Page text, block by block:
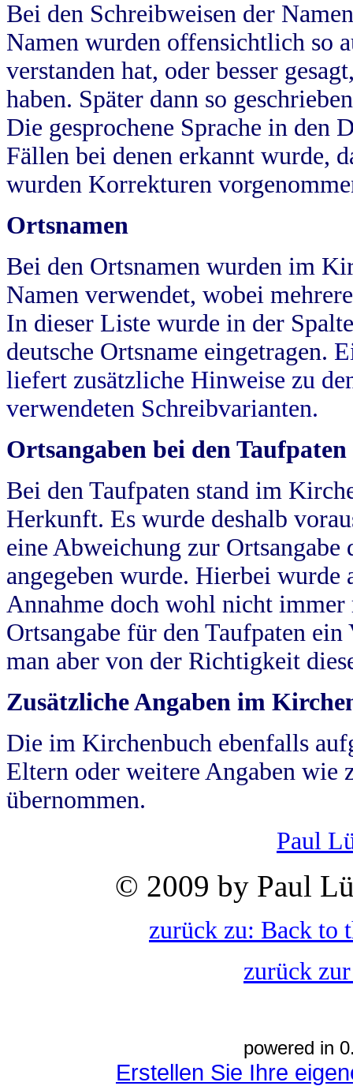
Bei den Schreibweisen der
Namen wurden offensichtlich so
verstanden hat, oder besser
haben. Später dann so
Die gesprochene Sprache in
Fällen bei denen erkannt wurde,
wurden Korrekturen
Ortsnamen
Bei den Ortsnamen wurden im
Namen verwendet, wobei
In dieser Liste wurde in der
deutsche Ortsname eingetragen.
liefert zusätzliche Hinweise zu
verwendeten Schreibvarianten.
Ortsangaben bei den Taufpaten
Bei den Taufpaten stand im
Herkunft. Es wurde deshalb
eine Abweichung zur
angegeben wurde. Hierbei wurde
Annahme doch wohl nicht
Ortsangabe für den Taufpaten
man aber von der Richtigkeit
Zusätzliche Angaben im
Die im Kirchenbuch ebenfalls
Eltern oder weitere Angaben wie
übernommen.
Paul
© 2009 by Paul
zurück zu: Back to
zurück
powered in
Erstellen Sie Ihre